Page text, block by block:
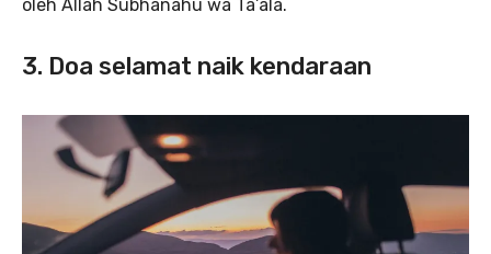
oleh Allah Subhanahu wa Ta’ala.
3. Doa selamat naik kendaraan